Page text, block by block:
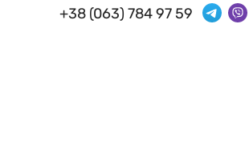
+38 (063) 784 97 59